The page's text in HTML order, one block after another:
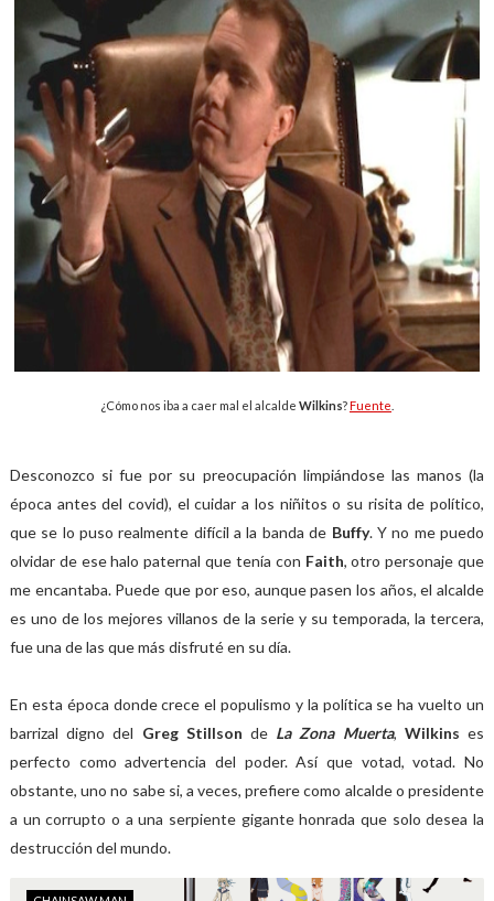
¿Cómo nos iba a caer mal el alcalde Wilkins?Fuente
Desconozco si fue por su preocupación limpiándose las manos (la
época antes del covid), el cuidar a los niñitos o su risita de político,
que se lo puso realmente difícil a la banda de Buffy. Y no me puedo
olvidar de ese halo paternal que tenía con Faith, otro personaje que
me encantaba. Puede que por eso, aunque pasen los años, el alcalde
es uno de los mejores villanos de la serie y su temporada, la tercera,
fue una de las que más disfruté en su día.
En esta época donde crece el populismo y la política se ha vuelto un
barrizal digno del Greg Stillson de La Zona Muerta, Wilkinses
perfecto como advertencia del poder. Así que votad, votad. No
obstante, uno no sabe si, a veces, prefiere como alcalde o presidente
a un corrupto o a una serpiente gigante honrada que solo desea la
destrucción del mundo.